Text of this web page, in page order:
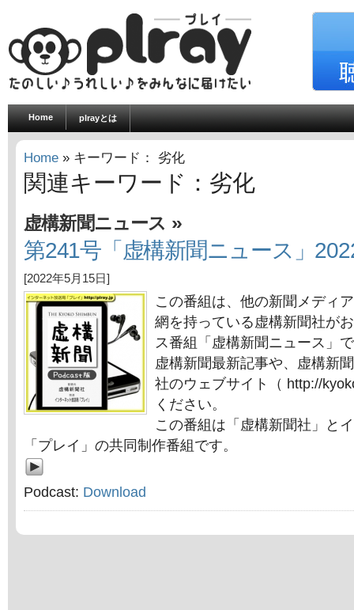
Home plrayとは
Home » キーワード： 劣化
関連キーワード：劣化
虚構新聞ニュース »
第241号「虚構新聞ニュース」
[2022年5月15日]
この番組は、他の新聞メディ
網を持っている虚構新聞社が
ス番組「虚構新聞ニュース」
虚構新聞最新記事や、虚構新
社のウェブサイト（ http://
ください。
この番組は「虚構新聞社」と
「プレイ」の共同制作番組です。
Podcast: Download